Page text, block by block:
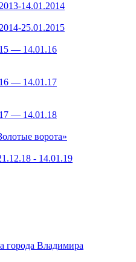
14.01.2014
25.01.2015
— 14.01.16
— 14.01.17
— 14.01.18
ворота»
- 14.01.19
города Владимира